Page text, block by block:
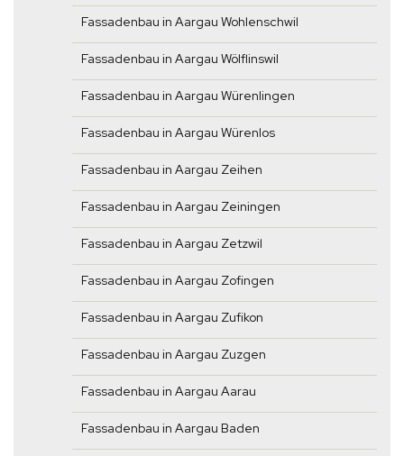
Fassadenbau in Aargau Wohlenschwil
Fassadenbau in Aargau Wölflinswil
Fassadenbau in Aargau Würenlingen
Fassadenbau in Aargau Würenlos
Fassadenbau in Aargau Zeihen
Fassadenbau in Aargau Zeiningen
Fassadenbau in Aargau Zetzwil
Fassadenbau in Aargau Zofingen
Fassadenbau in Aargau Zufikon
Fassadenbau in Aargau Zuzgen
Fassadenbau in Aargau Aarau
Fassadenbau in Aargau Baden